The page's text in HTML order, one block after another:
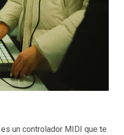
un controlador MIDI que te